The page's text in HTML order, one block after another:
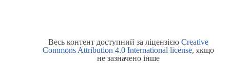
Весь контент доступний за ліцензією Creative
Commons Attribution 4.0 International license, якщо
не зазначено інше